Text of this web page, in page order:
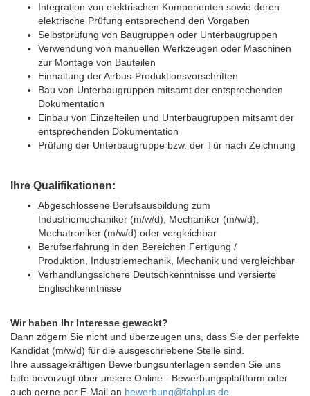
Integration von elektrischen Komponenten sowie deren
elektrische Prüfung entsprechend den Vorgaben
Selbstprüfung von Baugruppen oder Unterbaugruppen
Verwendung von manuellen Werkzeugen oder Maschinen
zur Montage von Bauteilen
Einhaltung der Airbus-Produktionsvorschriften
Bau von Unterbaugruppen mitsamt der entsprechenden
Dokumentation
Einbau von Einzelteilen und Unterbaugruppen mitsamt der
entsprechenden Dokumentation
Prüfung der Unterbaugruppe bzw. der Tür nach Zeichnung
Ihre Qualifikationen:
Abgeschlossene Berufsausbildung zum
Industriemechaniker (m/w/d), Mechaniker (m/w/d),
Mechatroniker (m/w/d) oder vergleichbar
Berufserfahrung in den Bereichen Fertigung /
Produktion, Industriemechanik, Mechanik und vergleichbar
Verhandlungssichere Deutschkenntnisse und versierte
Englischkenntnisse
Wir haben Ihr Interesse geweckt?
Dann zögern Sie nicht und überzeugen uns, dass Sie der perfekte
Kandidat (m/w/d) für die ausgeschriebene Stelle sind.
Ihre aussagekräftigen Bewerbungsunterlagen senden Sie uns
bitte bevorzugt über unsere Online - Bewerbungsplattform oder
auch gerne per E-Mail an bewerbung@fabplus.de